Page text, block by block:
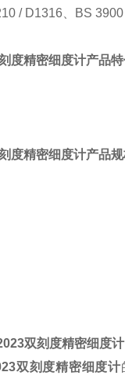
/ D1316、BS
度精密细度计产品
度精密细度计产品
双刻度精密细度计
双刻度精密细度计